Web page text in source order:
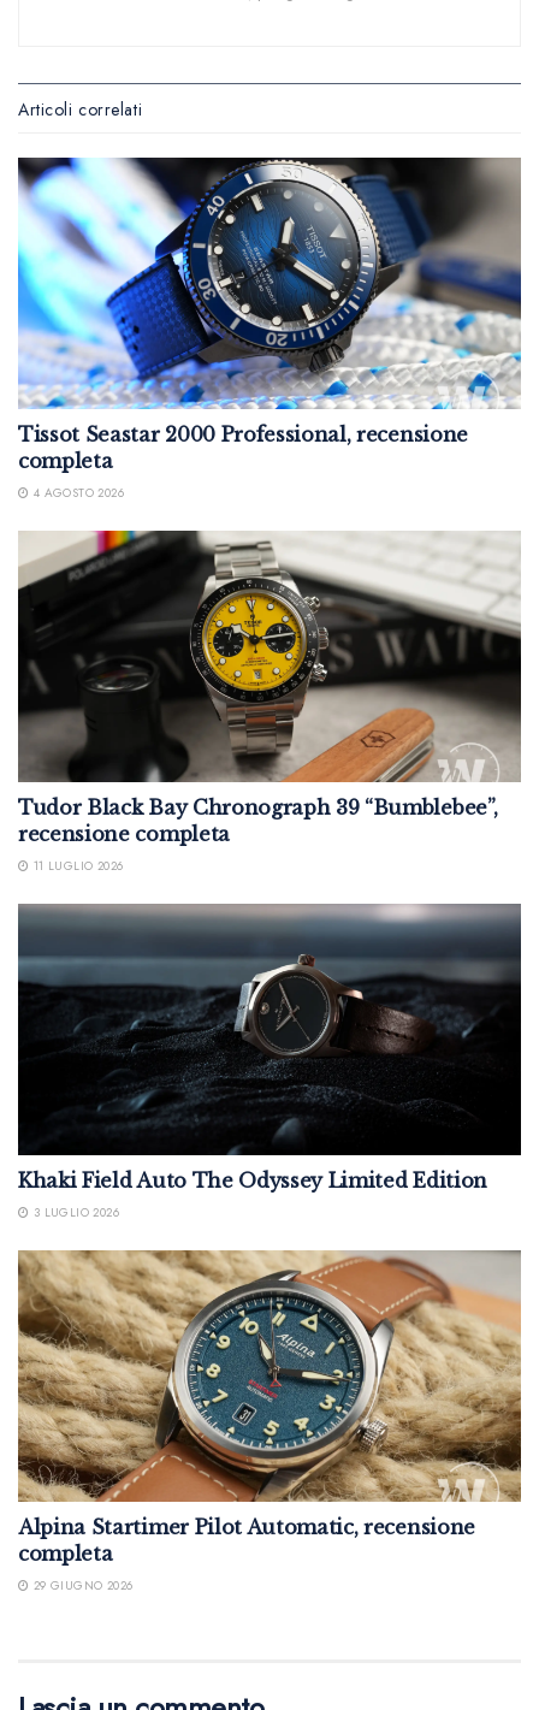
Articoli correlati
Tissot Seastar 2000 Professional, recensione
completa
4 AGOSTO 2026
Tudor Black Bay Chronograph 39 “Bumblebee”,
recensione completa
11 LUGLIO 2026
Khaki Field Auto The Odyssey Limited Edition
3 LUGLIO 2026
Alpina Startimer Pilot Automatic, recensione
completa
29 GIUGNO 2026